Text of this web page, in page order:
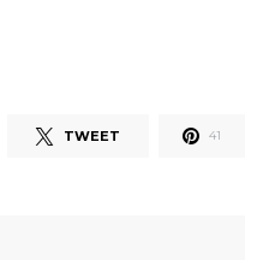
TWEET 41